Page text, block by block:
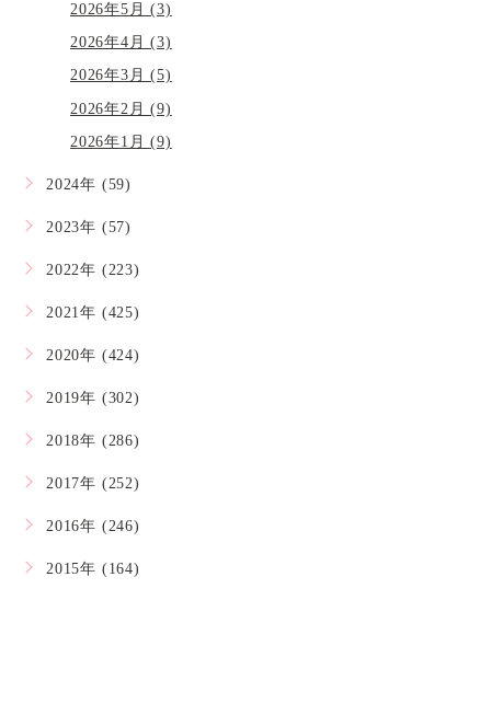
2026年5月 (3)
2026年4月 (3)
2026年3月 (5)
2026年2月 (9)
2026年1月 (9)
2024年 (59)
2023年 (57)
2022年 (223)
2021年 (425)
2020年 (424)
2019年 (302)
2018年 (286)
2017年 (252)
2016年 (246)
2015年 (164)